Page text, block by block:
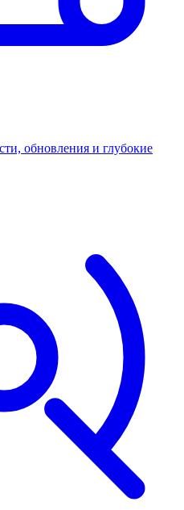
обновления и глубокие